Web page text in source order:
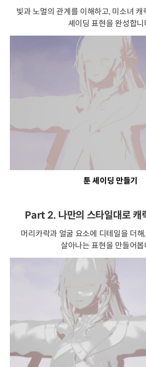
빛과 노멀의 관계를 이해하고, 미소녀
셰이딩 표현을 완성합니
툰 셰이딩 만들기
Part 2. 나만의 스타일대로 캐
머리카락과 얼굴 요소에 디테일을 더해
살아나는 표현을 만들어봅